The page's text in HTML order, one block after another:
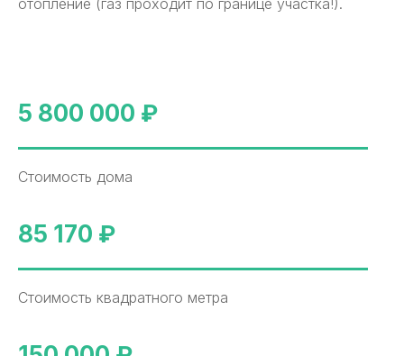
5 800 000 ₽
Стоимость дома
85 170 ₽
Стоимость квадратного метра